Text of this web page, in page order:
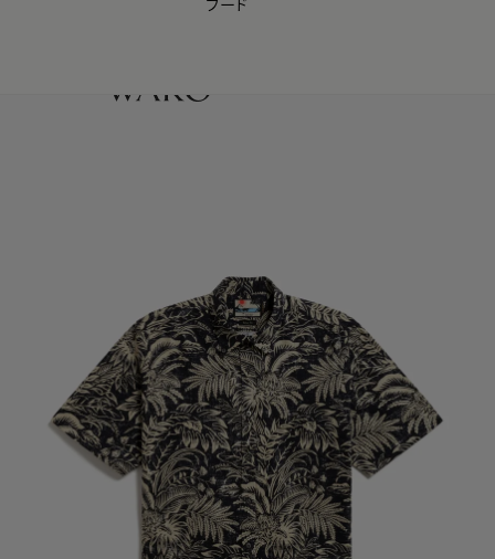
【会員様限定】夏のプレゼントキャンペーン開催中
フード